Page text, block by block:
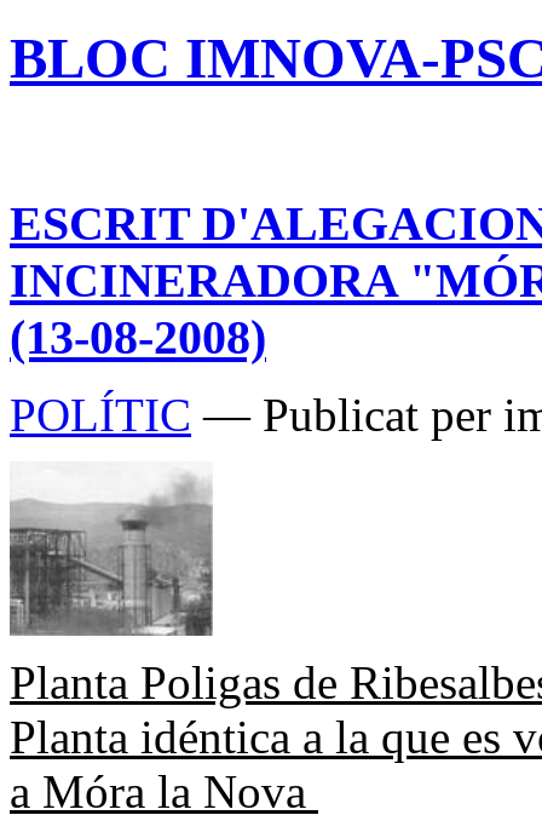
BLOC IMNOVA-
ESCRIT
INCINERADORA
(13-08-2008)
POLÍTIC — Publicat per
Planta Poligas de
Planta idéntica a la que es
a Móra la Nova